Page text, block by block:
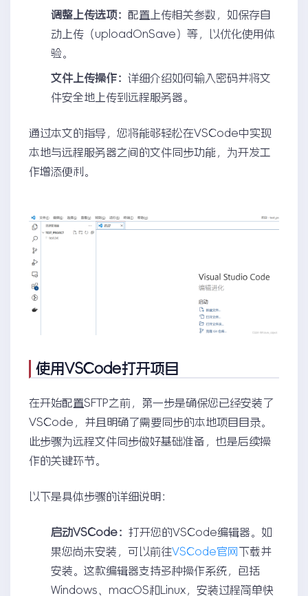
调整上传选项： 配置上传相关参数，如保存自
动上传（uploadOnSave）等，以优化使用体
验。
文件上传操作： 详细介绍如何输入密码并将文
件安全地上传到远程服务器。
通过本文的指导，您将能够轻松在VSCode中实现
本地与远程服务器之间的文件同步功能，为开发工
作增添便利。
使用VSCode打开项目
在开始配置SFTP之前，第一步是确保您已经安装了
VSCode，并且明确了需要同步的本地项目目录。
此步骤为远程文件同步做好基础准备，也是后续操
作的关键环节。
以下是具体步骤的详细说明：
启动VSCode： 打开您的VSCode编辑器。如
果您尚未安装，可以前往VSCode官网 下载并
安装。这款编辑器支持多种操作系统，包括
Windows、macOS和Linux，安装过程简单快